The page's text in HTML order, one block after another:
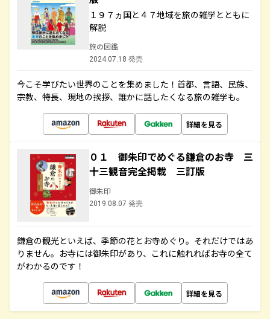
１９７ヵ国と４７地域を旅の雑学とともに
解説
旅の図鑑
2024.07.18 発売
今こそ学びたい世界のことを集めました！首都、言語、民族、
宗教、特長、現地の挨拶、誰かに話したくなる旅の雑学も。
詳細を見る
０１ 御朱印でめぐる鎌倉のお寺 三
十三観音完全掲載 三訂版
御朱印
2019.08.07 発売
鎌倉の観光といえば、季節の花とお寺めぐり。それだけではあ
りません。お寺には御朱印があり、これに触れればお寺の全て
がわかるのです！
詳細を見る